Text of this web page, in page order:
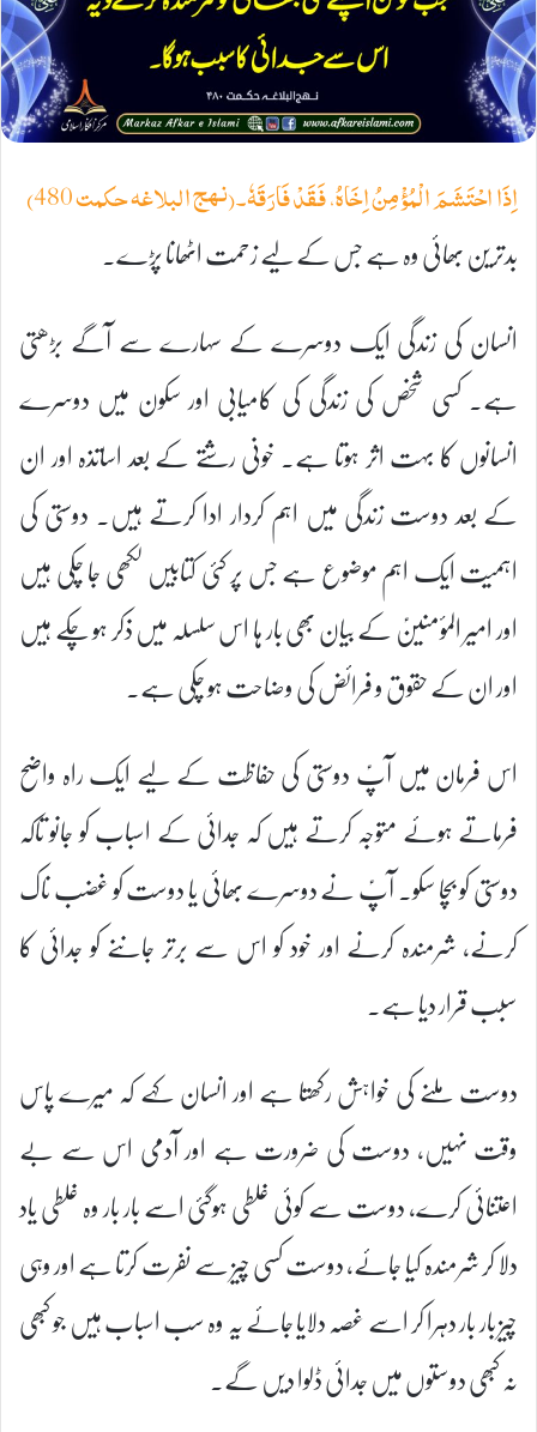
اِذَا احْتَشَمَ الْمُؤْمِنُ اِخَاهُ، فَقَدْ فَارَقَهٗ۔(نہج البلاغہ حکمت 480)
بدترین بھائی وہ ہے جس کے لیے زحمت اٹھانا پڑے۔
انسان کی زندگی ایک دوسرے کے سہارے سے آگے بڑھتی
ہے۔ کسی شخص کی زندگی کی کامیابی اور سکون میں دوسرے
انسانوں کا بہت اثر ہوتا ہے۔ خونی رشتے کے بعد اساتذہ اور ان
کے بعد دوست زندگی میں اہم کردار ادا کرتے ہیں۔ دوستی کی
اہمیت ایک اہم موضوع ہے جس پر کئی کتابیں لکھی جا چکی ہیں
اور امیر المؤمنینؑ کے بیان بھی بار ہا اس سلسلہ میں ذکر ہو چکے ہیں
اور ان کے حقوق و فرائض کی وضاحت ہو چکی ہے۔
اس فرمان میں آپؑ دوستی کی حفاظت کے لیے ایک راہ واضح
فرماتے ہوئے متوجہ کرتے ہیں کہ جدائی کے اسباب کو جانو تاکہ
دوستی کو بچا سکو۔ آپؑ نے دوسرے بھائی یا دوست کو غضب ناک
کرنے، شرمندہ کرنے اور خود کو اس سے برتر جاننے کو جدائی کا
سبب قرار دیا ہے۔
دوست ملنے کی خواہش رکھتا ہے اور انسان کہے کہ میرے پاس
وقت نہیں، دوست کی ضرورت ہے اور آدمی اس سے بے
اعتنائی کرے، دوست سے کوئی غلطی ہوگئی اسے بار بار وہ غلطی یاد
دلا کر شرمندہ کیا جائے، دوست کسی چیز سے نفرت کرتا ہے اور وہی
چیز بار بار دہرا کر اسے غصہ دلایا جائے یہ وہ سب اسباب ہیں جو کبھی
نہ کبھی دوستوں میں جدائی ڈلوا دیں گے۔